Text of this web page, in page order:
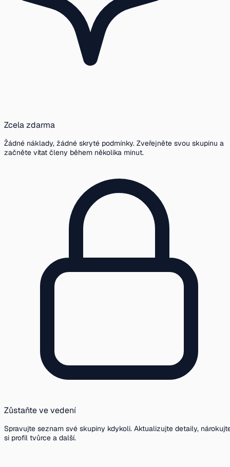
Zcela zdarma
Žádné náklady, žádné skryté podmínky. Zveřejněte svou skupinu a
začněte vítat členy během několika minut.
Zůstaňte ve vedení
Spravujte seznam své skupiny kdykoli. Aktualizujte detaily,
si profil tvůrce a další.